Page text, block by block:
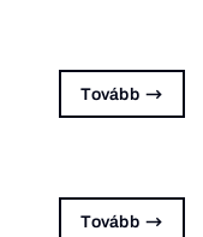
Tovább
Tovább